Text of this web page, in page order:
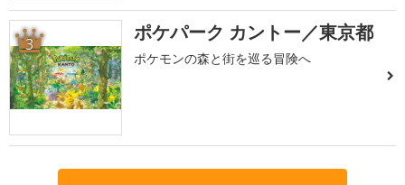
3 ポケパーク カントー／東京都
ポケモンの森と街を巡る冒険へ